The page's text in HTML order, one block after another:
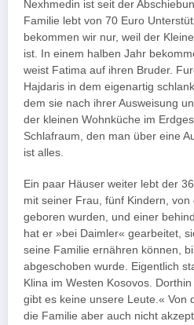
Nexhmedin ist seit der
Familie lebt von 70 Euro
bekommen wir nur, weil der
ist. In einem halben Jahr
weist Fatima auf ihren Bruder.
Hajdaris in dem eigenartig
dem sie nach ihrer Ausweisung
der kleinen Wohnküche im
Schlafraum, den man über eine
ist alles.
Ein paar Häuser weiter lebt der
mit seiner Frau, fünf Kindern, von
geboren wurden, und einer
hat er »bei Daimler« gearbeitet,
seine Familie ernähren können,
abgeschoben wurde. Eigentlich
Klina im Westen Kosovos.
gibt es keine unsere Leute.« Von
die Familie aber auch nicht